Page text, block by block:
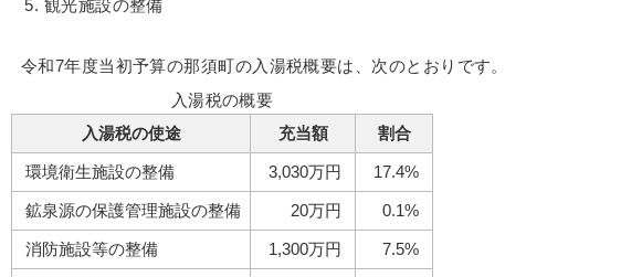
観光施設の整備
令和7年度当初予算の那須町の入湯税概要は、次のとおりです。
入湯税の概要
入湯税の使途
充当額 割合
環境衛生施設の整備 3,030万円 17.4%
鉱泉源の保護管理施設の整備 20万円 0.1%
消防施設等の整備 1,300万円 7.5%